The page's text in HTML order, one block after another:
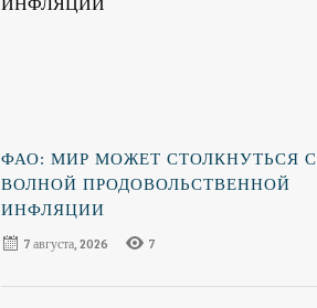
ФАО: МИР МОЖЕТ СТОЛКНУТЬСЯ С
ВОЛНОЙ ПРОДОВОЛЬСТВЕННОЙ
ИНФЛЯЦИИ
7 августа, 2026
7